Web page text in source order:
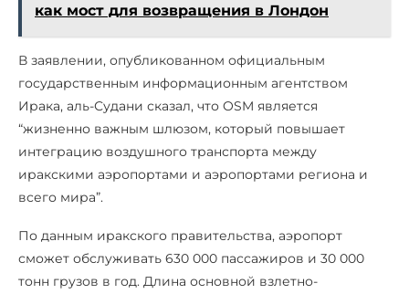
как мост для возвращения в Лондон
В заявлении, опубликованном официальным
государственным информационным агентством
Ирака, аль-Судани сказал, что OSM является
“жизненно важным шлюзом, который повышает
интеграцию воздушного транспорта между
иракскими аэропортами и аэропортами региона и
всего мира”.
По данным иракского правительства, аэропорт
сможет обслуживать 630 000 пассажиров и 30 000
тонн грузов в год. Длина основной взлетно-